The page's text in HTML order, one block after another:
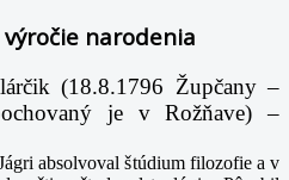
narodenia
(18.8.1796 Župčany –
je v Rožňave) –
absolvoval štúdium filozofie a v